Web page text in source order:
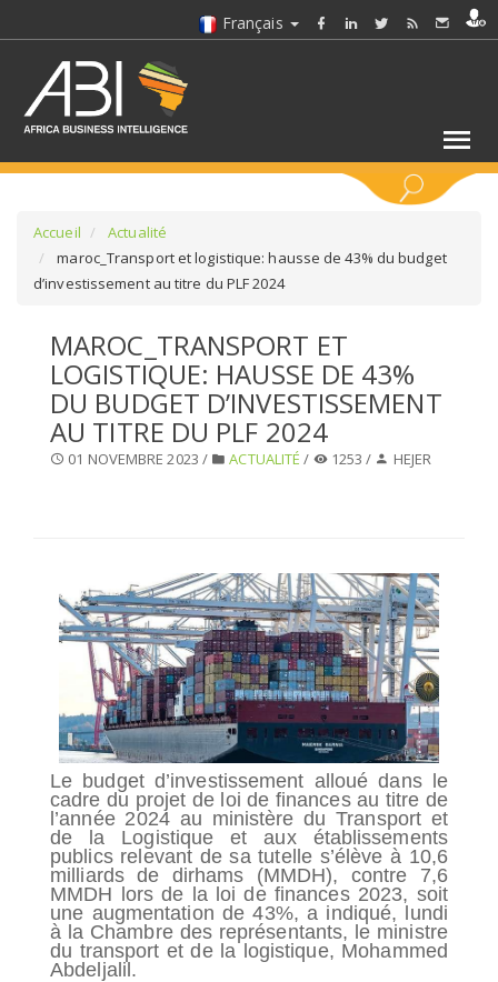
Français
SÉLECTIONNEZ UN DOSSIER
SELECTIONNEZ UNE SECTION
Accueil
Actualité
maroc_Transport et logistique: hausse de 43% du budget
d’investissement au titre du PLF 2024
MAROC_TRANSPORT ET
LOGISTIQUE: HAUSSE DE 43%
DU BUDGET D’INVESTISSEMENT
AU TITRE DU PLF 2024
01 NOVEMBRE 2023 / ACTUALITÉ / 1253 / HEJER
Le budget d’investissement alloué dans le
cadre du projet de loi de finances au titre de
l’année 2024 au ministère du Transport et
de la Logistique et aux établissements
publics relevant de sa tutelle s’élève à 10,6
milliards de dirhams (MMDH), contre 7,6
MMDH lors de la loi de finances 2023, soit
une augmentation de 43%, a indiqué, lundi
à la Chambre des représentants, le ministre
du transport et de la logistique, Mohammed
Abdeljalil.